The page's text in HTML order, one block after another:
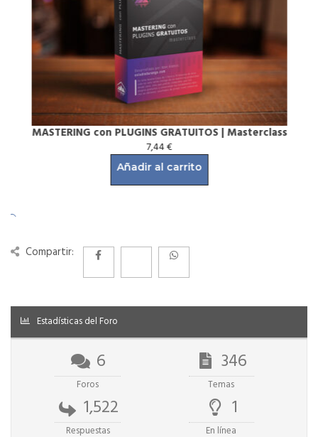
MASTERING con PLUGINS GRATUITOS | Masterclass
7,44€
Añadir al carrito
Compartir:
Estadísticas del Foro
6
Foros
346
Temas
1,522
Respuestas
1
En línea